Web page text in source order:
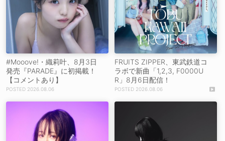
#Mooove!・織莉叶、8月3日
発売『PARADE』に初掲載！
【コメントあり】
2026.08.06
FRUITS ZIPPER、東武鉄道コ
ラボで新曲「1,2,3, F0000U
R」8月6日配信！
2026.08.06